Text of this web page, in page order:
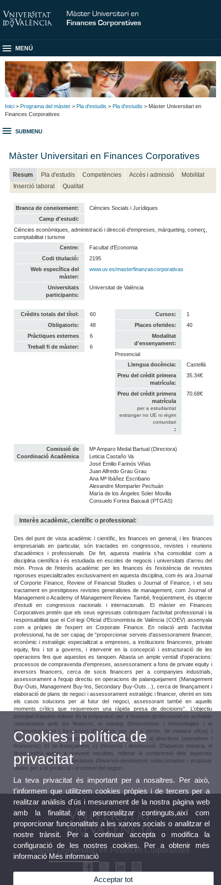
MENÚ
Inici > Programa del màster > Pla d'estudis > Pla d'estudis > Màster Universitari en
Finances Corporatives
SUBMENU
Màster Universitari en Finances Corporatives
Resum Pla d'estudis Competències Accés i admissió
Mobilitat
Inserció laboral
Qualitat
Branca de coneixement:
Ciències Socials i Jurídiques
Camp d'estudi:
Ciències econòmiques, administració i direcció d'empreses, màrqueting, comerç,
comptabilitat i turisme
Centre:
Facultat d'Economia
Codi titulació:
2195
Web específica del
màster:
www.uv.es/masterfinanzascorporativas
Universitats
participants:
Universitat de València
Crèdits totals del títol:
60
Obligatoris:
48
Pràctiques externes
6
Treball fi de màster:
6
Cursos:
1
Places oferides:
40
Modalitat
d'ensenyament:
Presencial
Llengua docència:
Castellà
Preu del crèdit primera
matrícula:
35.34€
Preu del crèdit primera
matrícula
per a estudiantat
estranger no UE ni règim
comunitari
:
70.68€
Comissió de
Coordinació Acadèmica
Mª Amparo Medal Bartual (Directora)
Leticia Castaño Va
José Emilio Farinós Viñas
Juan Alfredo Grau Grau
Ana Mª Ibáñez Escribano
Alexandre Momparler Pechuán
María de los Ángeles Soler Movilla
Consuelo Fortea Baixauli (PTGAS)
Interès acadèmic, científic o professional:
Des del punt de vista acadèmic i científic, les finances en general, i les finances
empresarials en particular, són tractades en congressos, revistes i reunions
d'acadèmics i professionals. De fet, aquesta matèria s’ha consolidat com a
disciplina científica i és estudiada en escoles de negocis i universitats d’arreu del
món. Prova de l'interès acadèmic per les finances és l'existència de revistes
rigoroses especialitzades exclusivament en aquesta disciplina, com és ara Journal
of Corporte Finance, Review of Financial Studies o Journal of Finance, i el seu
tractament en prestigioses revistes generalistes de management, com Journal of
Management o Academy of Management Review. També, freqüentment, és objecte
d'estudi en congressos nacionals i internacionals. El màster en Finances
Corporatives pretén que els seus egressats cobrisquen l'activitat professional i la
responsabilitat que el Col·legi Oficial d'Economista de València (COEV) assenyala
com a pròpies de l'expert en Corporate Finance. En relació amb l'activitat
professional, ha de ser capaç de “proporcionar serveis d'assessorament financer,
econòmic i estratègic especialitzat a empreses, a institucions financeres, private
equity, fins i tot a governs, i intervenir en la concepció i estructuració de les
operacions fins que aquestes es tanquen. Abasta un ample ventall d'operacions:
processos de compravenda d'empreses, assessorament a fons de private equity i
inversors financers, cerca de socis financers per a companyies industrials,
assessorament a l'equip directiu en operacions de palanquejament (Management
Buy-Outs, Management Buy-Ins, Secondary Buy-Outs…), cerca de finançament i
elaboració de plans de negoci i assessorament estratègic i financer, oferint en tots
els casos solucions per al futur del negoci, assessorant també en aquells
moments crítics que requereixen una ràpida presa de decisions”. L’objectiu
principal d'aquest màster és la preparació per a l'exercici professional en activitats
relacionades amb les finances, el maneig d'instruments i metodologies i el
desenvolupament i fiançament d'habilitats per dur a terme, de manera eficaç i
eficient, la presa de decisions en les àrees següents: a) directives (operatives i
financeres), b) de finançament, c) d'inversió i desinversió. D'aquesta manera, el
titulat podrà ajudar a prevenir resultats, millorar la comprensió dels aspectes
financers, impulsar les decisions d'inversió-desinversió seleccionades i proposar
dades per a la predicció i el control del negoci.
Màster Universitari en Finances Corporatives
Cookies i política de
privacitat
La teva privacitat és important per a nosaltres. Per això,
t'informem que utilitzem cookies pròpies i de tercers per a
realitzar anàlisis d'ús i mesurament de la nostra pàgina web
amb la finalitat de personalitzar continguts,així com
proporcionar funcionalitats a les xarxes socials o analitzar el
nostre trànsit. Per a continuar accepta o modifica la
configuració de les nostres cookies. Per a obtenir més
informació Més informació
Acceptar tot